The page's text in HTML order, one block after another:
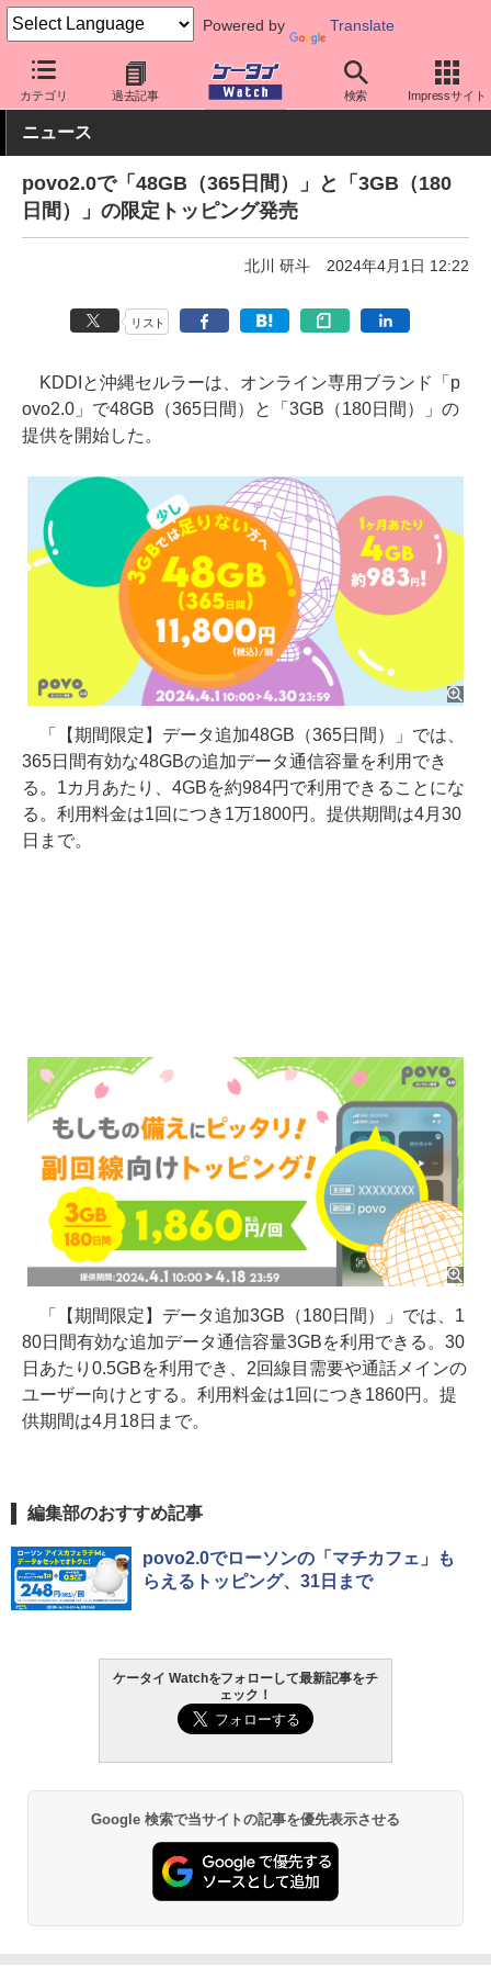
Powered by Translate
カテゴリ 過去記事 検索 Impressサイト
ケータイ Watch キャリア au povo
ニュース
povo2.0で「48GB（365日間）」と「3GB（180
日間）」の限定トッピング発売
北川 研斗 2024年4月1日 12:22
リスト
KDDIと沖縄セルラーは、オンライン専用ブランド「p
ovo2.0」で48GB（365日間）と「3GB（180日間）」の
提供を開始した。
「【期間限定】データ追加48GB（365日間）」では、
365日間有効な48GBの追加データ通信容量を利用でき
る。1カ月あたり、4GBを約984円で利用できることにな
る。利用料金は1回につき1万1800円。提供期間は4月30
日まで。
「【期間限定】データ追加3GB（180日間）」では、1
80日間有効な追加データ通信容量3GBを利用できる。30
日あたり0.5GBを利用でき、2回線目需要や通話メインの
ユーザー向けとする。利用料金は1回につき1860円。提
供期間は4月18日まで。
編集部のおすすめ記事
povo2.0でローソンの「マチカフェ」も
らえるトッピング、31日まで
ケータイ Watchをフォローして最新記事をチ
ェック！
Google 検索で当サイトの記事を優先表示させる